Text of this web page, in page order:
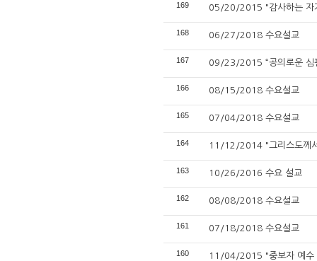
169 05/20/2015 "감사하는 자
168 06/27/2018 수요설교
167 09/23/2015 “공의로운 심
166 08/15/2018 수요설교
165 07/04/2018 수요설교
164 11/12/2014 "그리스도께
163 10/26/2016 수요 설교
162 08/08/2018 수요설교
161 07/18/2018 수요설교
160 11/04/2015 "중보자 예수